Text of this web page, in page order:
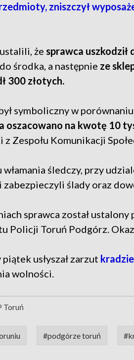
zniszczył
że sprawca uszkodził
środka, a następnie ze
300 złotych.
symboliczny w
oszacowano na kwotę 10
z Zespołu Komunikacji
włamania śledczy, przy
zabezpieczyli ślady oraz
sprawca został
Policji Toruń Podgórz.
usłyszał zarzut
wolności.
Toruń
#podgórze toruń